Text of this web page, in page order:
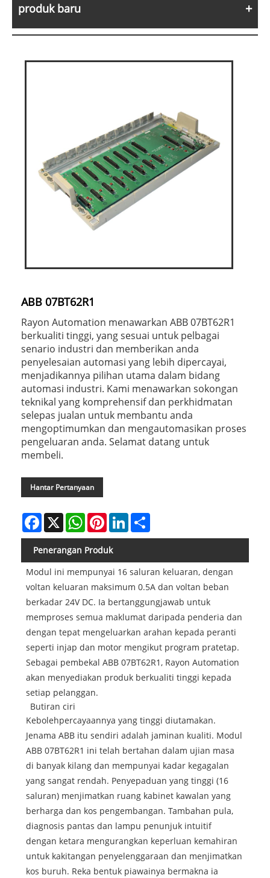
produk baru
ABB 07BT62R1
Rayon Automation menawarkan ABB 07BT62R1
berkualiti tinggi, yang sesuai untuk pelbagai
senario industri dan memberikan anda
penyelesaian automasi yang lebih dipercayai,
menjadikannya pilihan utama dalam bidang
automasi industri. Kami menawarkan sokongan
teknikal yang komprehensif dan perkhidmatan
selepas jualan untuk membantu anda
mengoptimumkan dan mengautomasikan proses
pengeluaran anda. Selamat datang untuk
membeli.
Hantar Pertanyaan
Facebook
X WhatsAppPinterestLinkedIn
Penerangan Produk
Modul ini mempunyai 16 saluran keluaran, dengan
voltan keluaran maksimum 0.5A dan voltan beban
berkadar 24V DC. Ia bertanggungjawab untuk
memproses semua maklumat daripada penderia dan
dengan tepat mengeluarkan arahan kepada peranti
seperti injap dan motor mengikut program pratetap.
Sebagai pembekal ABB 07BT62R1, Rayon Automation
akan menyediakan produk berkualiti tinggi kepada
setiap pelanggan.
Butiran ciri
Kebolehpercayaannya yang tinggi diutamakan.
Jenama ABB itu sendiri adalah jaminan kualiti. Modul
ABB 07BT62R1 ini telah bertahan dalam ujian masa
di banyak kilang dan mempunyai kadar kegagalan
yang sangat rendah. Penyepaduan yang tinggi (16
saluran) menjimatkan ruang kabinet kawalan yang
berharga dan kos pengembangan. Tambahan pula,
diagnosis pantas dan lampu penunjuk intuitif
dengan ketara mengurangkan keperluan kemahiran
untuk kakitangan penyelenggaraan dan menjimatkan
kos buruh. Reka bentuk piawainya bermakna ia